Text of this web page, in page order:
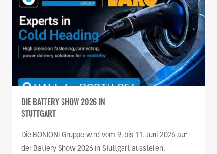
DIE BATTERY SHOW 2026 IN
STUTTGART
Die BONIONI-Gruppe wird vom 9. bis 11. Juni 2026 auf
der Battery Show 2026 in Stuttgart ausstellen.